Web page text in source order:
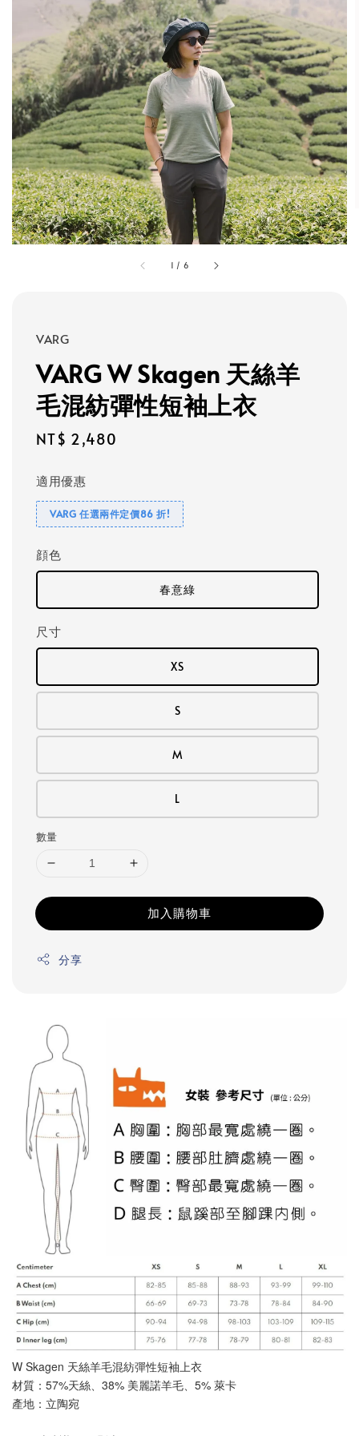
1 / 6
VARG
VARG W Skagen 天絲羊
毛混紡彈性短袖上衣
Regular
NT$ 2,480
適用優惠
VARG 任選兩件定價86 折!
顔色
春意綠
尺寸
XS
S
M
L
數量
加入購物車
分享
W Skagen 天絲羊毛混紡彈性短袖上衣
材質： 57%天絲、38% 美麗諾羊毛、5% 萊卡
產地：立陶宛